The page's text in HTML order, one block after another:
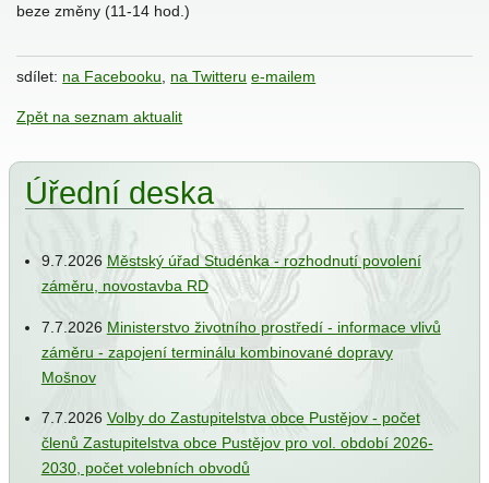
beze změny (11-14 hod.)
sdílet: na Facebooku na Twitteru e-mailem
Zpět na seznam aktualit
Úřední deska
9.7.2026 Městský úřad Studénka - rozhodnutí povolení
záměru, novostavba RD
7.7.2026 Ministerstvo životního prostředí - informace vlivů
záměru - zapojení terminálu kombinované dopravy
Mošnov
7.7.2026 Volby do Zastupitelstva obce Pustějov - počet
členů Zastupitelstva obce Pustějov pro vol. období 2026-
2030, počet volebních obvodů